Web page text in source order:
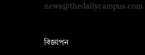
news@thedailycampus.com
বিজ্ঞাপন